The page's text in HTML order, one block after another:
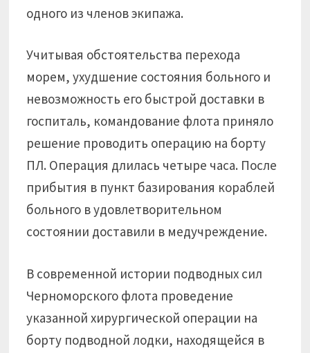
одного из членов экипажа.
Учитывая обстоятельства перехода
морем, ухудшение состояния больного и
невозможность его быстрой доставки в
госпиталь, командование флота приняло
решение проводить операцию на борту
ПЛ. Операция длилась четыре часа. После
прибытия в пункт базирования кораблей
больного в удовлетворительном
состоянии доставили в медучреждение.
В современной истории подводных сил
Черноморского флота проведение
указанной хирургической операции на
борту подводной лодки, находящейся в